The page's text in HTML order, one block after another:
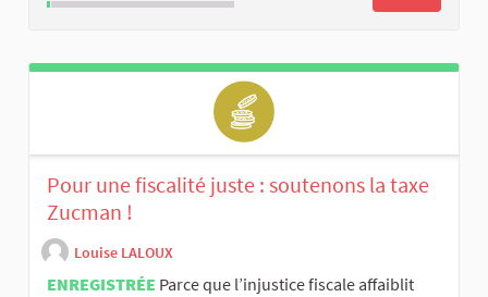
Pour une fiscalité juste : soutenons la taxe
Zucman !
Louise LALOUX
ENREGISTRÉE Parce que l’injustice fiscale affaiblit